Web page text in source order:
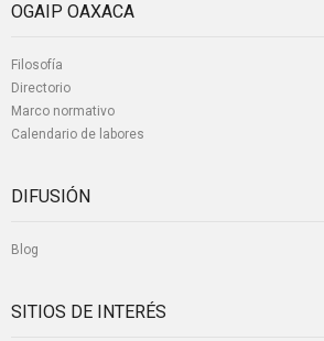
OGAIP OAXACA
Filosofía
Directorio
Marco normativo
Calendario de labores
DIFUSIÓN
Blog
SITIOS DE INTERÉS